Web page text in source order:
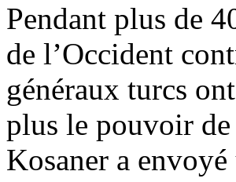
Pendant plus de
de l’Occident
généraux turcs
plus le pouvoir
Kosaner a